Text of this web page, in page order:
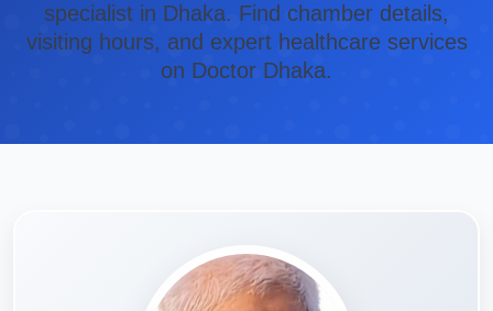
specialist in Dhaka. Find chamber details,
visiting hours, and expert healthcare services
on Doctor Dhaka.